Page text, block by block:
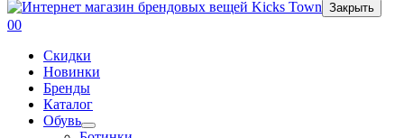
Закрыть
00
Скидки
Новинки
Бренды
Каталог
Обувь